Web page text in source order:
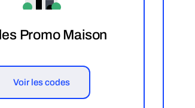
Promo Maison
Voir les codes